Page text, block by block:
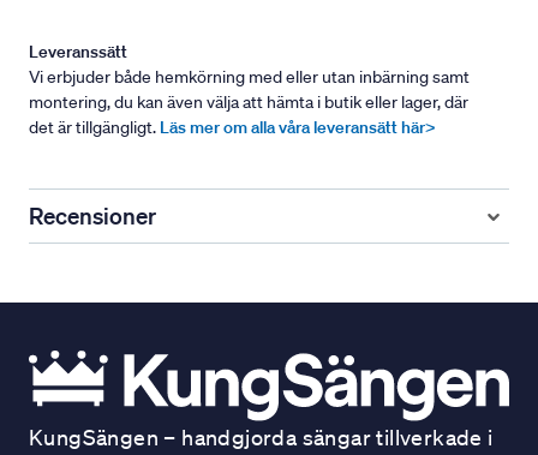
Leveranssätt
Vi erbjuder både hemkörning med eller utan inbärning samt
montering, du kan även välja att hämta i butik eller lager, där
det är tillgängligt. Läs mer om alla våra leveransätt här>
Recensioner
KungSängen – handgjorda sängar tillverkade i